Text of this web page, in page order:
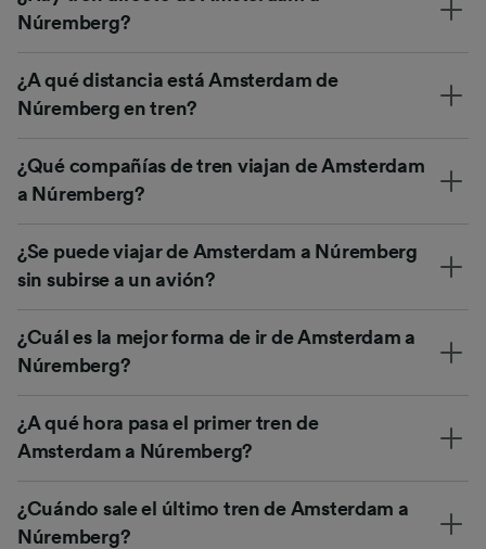
Núremberg?
¿A qué distancia está Amsterdam de
Núremberg en tren?
¿Qué compañías de tren viajan de Amsterdam
a Núremberg?
¿Se puede viajar de Amsterdam a Núremberg
sin subirse a un avión?
¿Cuál es la mejor forma de ir de Amsterdam a
Núremberg?
¿A qué hora pasa el primer tren de
Amsterdam a Núremberg?
¿Cuándo sale el último tren de Amsterdam a
Núremberg?